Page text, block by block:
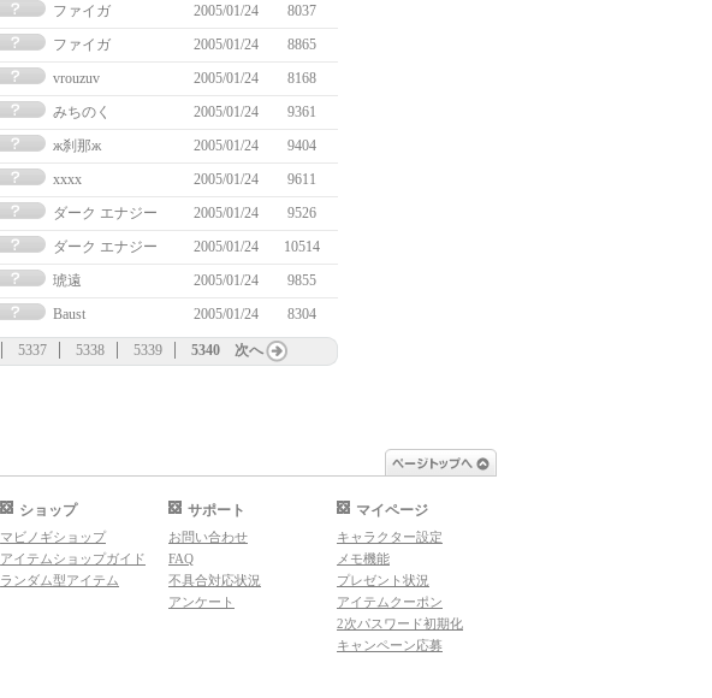
ファイガ 2005/01/24
8037
ファイガ 2005/01/24
8865
vrouzuv 2005/01/24
8168
みちのく 2005/01/24
9361
ж刹那ж 2005/01/24
9404
xxxx 2005/01/24
9611
ダーク エナジー 2005/01/24
9526
ダーク エナジー 2005/01/24
10514
琥遠 2005/01/24
9855
Baust 2005/01/24 8304
5337 5338 5339 5340 次へ
ショップ
マビノギショップ
アイテムショップガイド
ランダム型アイテム
サポート
お問い合わせ
FAQ
不具合対応状況
アンケート
マイページ
キャラクター設定
メモ機能
プレゼント状況
アイテムクーポン
2次パスワード初期化
キャンペーン応募